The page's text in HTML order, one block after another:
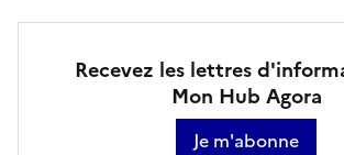
Recevez les lettres
Mon Hub Agora
Je m'abonne